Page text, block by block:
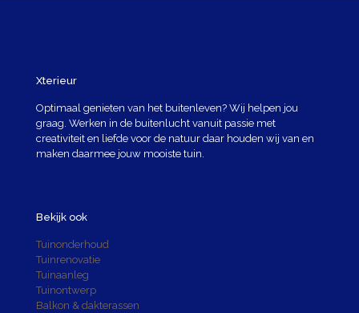
Xterieur
Optimaal genieten van het buitenleven? Wij helpen jou
graag. Werken in de buitenlucht vanuit passie met
creativiteit en liefde voor de natuur daar houden wij van en
maken daarmee jouw mooiste tuin.
Bekijk ook
Tuinonderhoud
Tuinrenovatie
Tuinaanleg
Tuinontwerp
Balkon & dakterassen